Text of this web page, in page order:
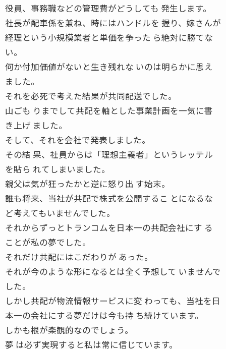
役員、事務職などの管理費がどうしても 発生します。
社長が配車係を兼ね、時にはハンドルを 握り、嫁さんが
経理という小規模業者と単価を争った ら絶対に勝てな
い。
何か付加価値がないと生き残れな いのは明らかに思え
ました。
それを必死で考えた結果が共同配送でした。
山ごも りまでして共配を軸とした事業計画を一気に書
き上げ ました。
そして、それを会社で発表しました。
その結 果、社員からは「理想主義者」というレッテル
を貼ら れてしまいました。
親父は気が狂ったかと逆に怒り出 す始末。
誰も将来、当社が共配で株式を公開するこ とになるな
ど考えてもいませんでした。
それからずっとトランコムを日本一の共配会社にす る
ことが私の夢でした。
それだけ共配にはこだわりが あった。
それが今のような形になるとは全く予想して いませんで
した。
しかし共配が物流情報サービスに変 わっても、当社を日
本一の会社にする夢だけは今も持 ち続けています。
しかも根が楽観的なのでしょう。
夢 は必ず実現すると私は常に信じています。